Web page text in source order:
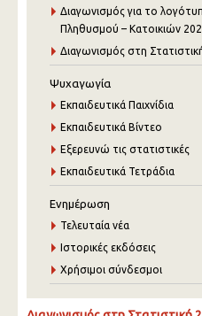
Διαγωνισμός για το
Πληθυσμού – Κατοικιών
Διαγωνισμός στη
Ψυχαγωγία
Εκπαιδευτικά Παιχνίδια
Εκπαιδευτικά Βίντεο
Εξερευνώ τις στατιστικές
Εκπαιδευτικά Τετράδια
Ενημέρωση
Τελευταία νέα
Ιστορικές εκδόσεις
Χρήσιμοι σύνδεσμοι